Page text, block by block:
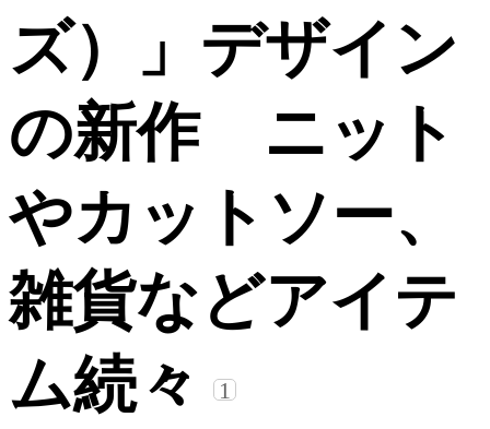
ズ）」デザイン
の新作 ニット
やカットソー、
雑貨などアイテ
ム続々
1